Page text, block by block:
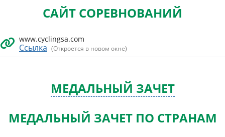
САЙТ СОРЕВНОВАНИЙ
www.cyclingsa.com
Ссылка (Откроется в новом окне)
МЕДАЛЬНЫЙ ЗАЧЕТ
МЕДАЛЬНЫЙ ЗАЧЕТ ПО СТРАНАМ